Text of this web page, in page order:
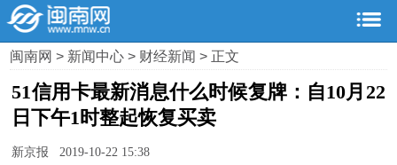
闽南网> 新闻中心> 财经新闻> 正文
51信用卡最新消息什么时候复牌：自10月22
日下午1时整起恢复买卖
新京报 2019-10-22 15:38